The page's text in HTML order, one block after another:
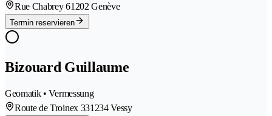
Rue Chabrey 61202 Genève
Termin reservieren
Bizouard Guillaume
Geomatik • Vermessung
Route de Troinex 331234 Vessy